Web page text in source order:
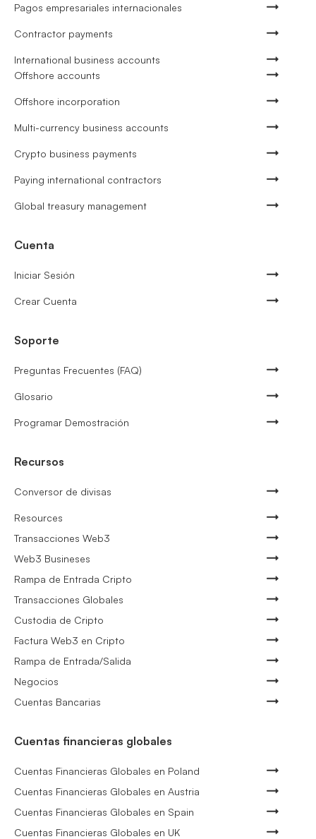
Pagos empresariales internacionales
Contractor payments
International business accounts
Offshore accounts
Offshore incorporation
Multi-currency business accounts
Crypto business payments
Paying international contractors
Global treasury management
Cuenta
Iniciar Sesión
Crear Cuenta
Soporte
Preguntas Frecuentes (FAQ)
Glosario
Programar Demostración
Recursos
Conversor de divisas
Resources
Transacciones Web3
Web3 Busineses
Rampa de Entrada Cripto
Transacciones Globales
Custodia de Cripto
Factura Web3 en Cripto
Rampa de Entrada/Salida
Negocios
Cuentas Bancarias
Cuentas financieras globales
Cuentas Financieras Globales en Poland
Cuentas Financieras Globales en Austria
Cuentas Financieras Globales en Spain
Cuentas Financieras Globales en UK